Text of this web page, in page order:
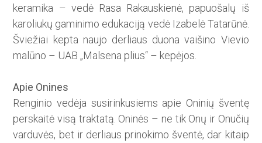
keramika – vedė Rasa Rakauskienė, papuošalų iš
karoliukų gaminimo edukaciją vedė Izabelė Tatarūnė.
Šviežiai kepta naujo derliaus duona vaišino Vievio
malūno – UAB „Malsena plius“ – kepėjos.
Apie Onines
Renginio vedėja susirinkusiems apie Oninių šventę
perskaitė visą traktatą. Oninės – ne tik Onų ir Onučių
varduvės, bet ir derliaus prinokimo šventė, dar kitaip